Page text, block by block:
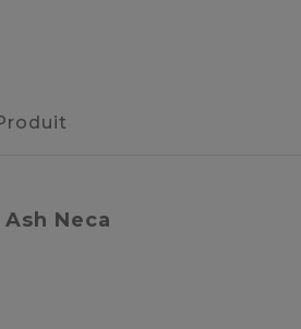
Neca